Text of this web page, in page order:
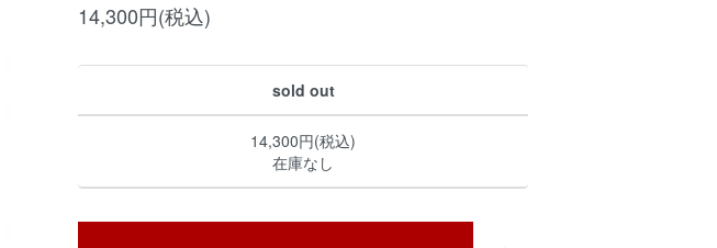
14,300円(税込)
sold out
14,300円(税込)
在庫なし